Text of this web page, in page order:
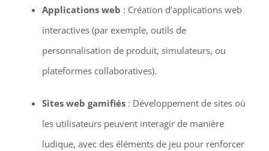
Applications web : Création d’applications web
interactives (par exemple, outils de
personnalisation de produit, simulateurs, ou
plateformes collaboratives).
Sites web gamifiés: Développement de sites où
les utilisateurs peuvent interagir de manière
ludique, avec des éléments de jeu pour renforcer